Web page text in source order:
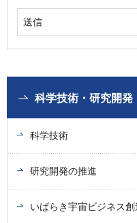
科学技術・研究開発
科学技術
研究開発の推進
いばらき宇宙ビジネス